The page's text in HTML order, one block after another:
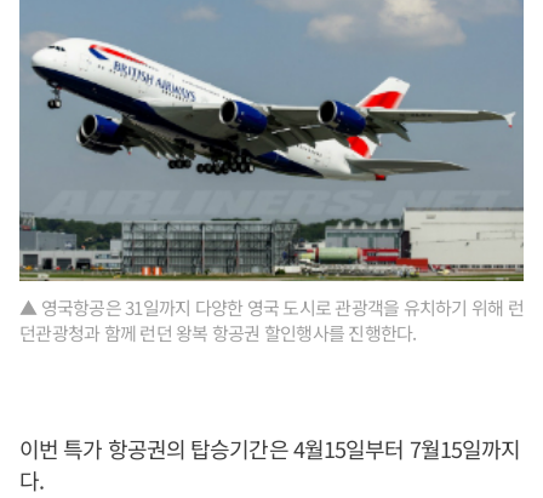
▲ 영국항공은 31일까지 다양한 영국 도시로 관광객을 유치하기 위해 런
던관광청과 함께 런던 왕복 항공권 할인행사를 진행한다.
이번 특가 항공권의 탑승기간은 4월15일부터 7월15일까지
다.